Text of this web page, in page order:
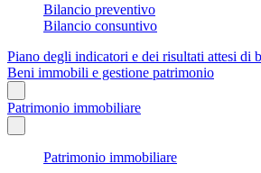
Bilancio preventivo
Bilancio consuntivo
Piano degli indicatori e dei risultati attesi di
Beni immobili e gestione patrimonio
Patrimonio immobiliare
Patrimonio immobiliare